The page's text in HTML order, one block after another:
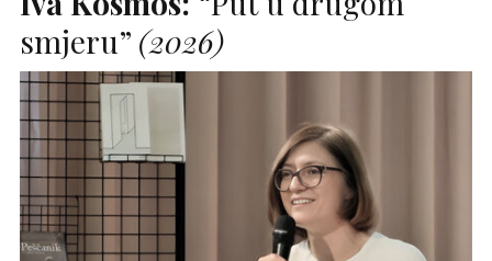
smjeru” (2026)